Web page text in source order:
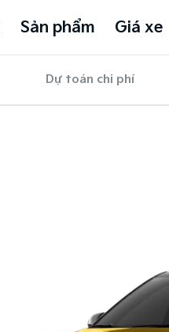
Sản phẩm Giá xe
Dự toán chi phí